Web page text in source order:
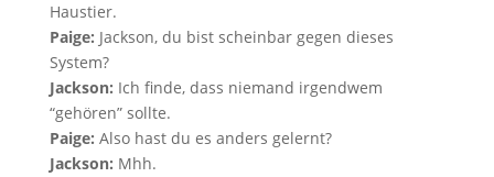
Haustier.
Paige: Jackson, du bist scheinbar gegen dieses
System?
Jackson: Ich finde, dass niemand irgendwem
“gehören” sollte.
Paige: Also hast du es anders gelernt?
Jackson: Mhh.